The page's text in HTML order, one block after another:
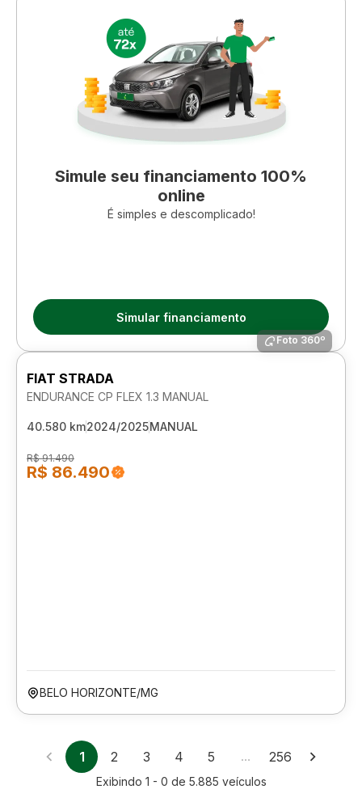
Simule seu financiamento 100%
online
É simples e descomplicado!
Simular financiamento
Foto 360º
FIAT STRADA
ENDURANCE CP FLEX 1.3 MANUAL
40.580 km2024/2025MANUAL
R$ 91.490
R$ 86.490
BELO HORIZONTE/MG
1 2 3 4 5 … 256
Exibindo 1 - 0 de 5.885 veículos